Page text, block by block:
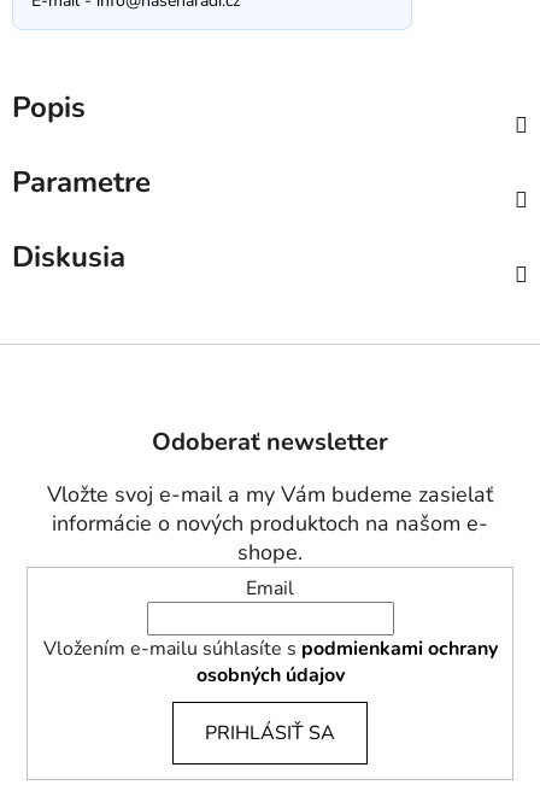
Popis
Parametre
Diskusia
Odoberať newsletter
Vložte svoj e-mail a my Vám budeme zasielať
informácie o nových produktoch na našom e-
shope.
Email
Vložením e-mailu súhlasíte s podmienkami ochrany
osobných údajov
PRIHLÁSIŤ SA